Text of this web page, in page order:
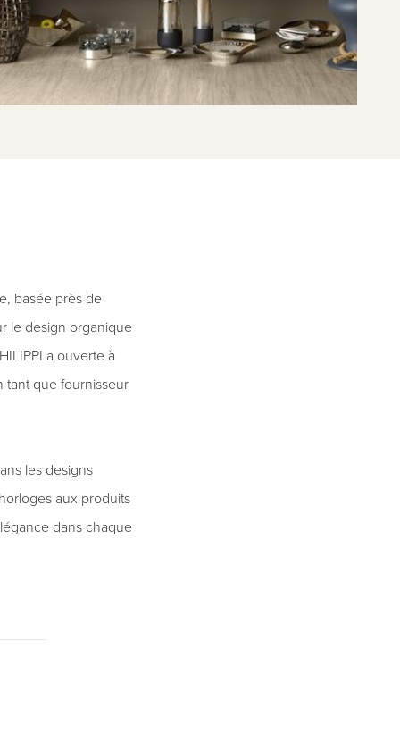
basée près de
le design organique
a ouverte à
tant que fournisseur
les designs
aux produits
dans chaque